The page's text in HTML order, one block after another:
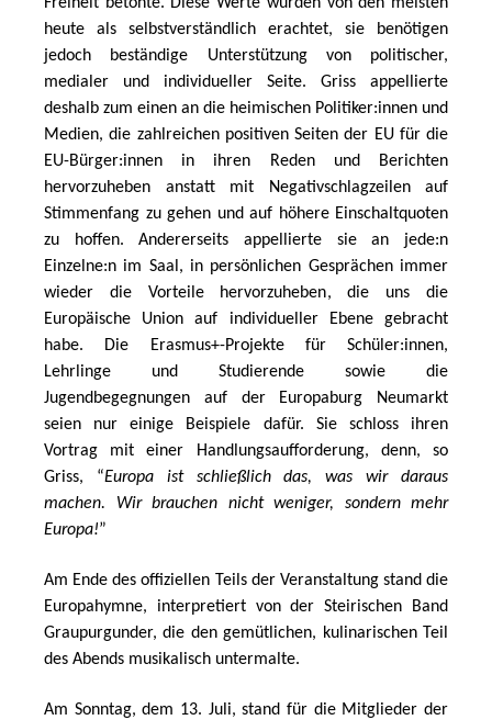
heute als selbstverständlich erachtet, sie benötigen
jedoch beständige Unterstützung von politischer,
medialer und individueller Seite. Griss appellierte
deshalb zum einen an die heimischen Politiker:innen und
Medien, die zahlreichen positiven Seiten der EU für die
EU-Bürger:innen in ihren Reden und Berichten
hervorzuheben anstatt mit Negativschlagzeilen auf
Stimmenfang zu gehen und auf höhere Einschaltquoten
zu hoffen. Andererseits appellierte sie an jede:n
Einzelne:n im Saal, in persönlichen Gesprächen immer
wieder die Vorteile hervorzuheben, die uns die
Europäische Union auf individueller Ebene gebracht
habe. Die Erasmus+-Projekte für Schüler:innen,
Lehrlinge und Studierende sowie die
Jugendbegegnungen auf der Europaburg Neumarkt
seien nur einige Beispiele dafür. Sie schloss ihren
Vortrag mit einer Handlungsaufforderung, denn, so
Griss, “Europa ist schließlich das, was wir daraus
machen. Wir brauchen nicht weniger, sondern mehr
Europa!”
Am Ende des offiziellen Teils der Veranstaltung stand die
Europahymne, interpretiert von der Steirischen Band
Graupurgunder, die den gemütlichen, kulinarischen Teil
des Abends musikalisch untermalte.
Am Sonntag, dem 13. Juli, stand für die Mitglieder der